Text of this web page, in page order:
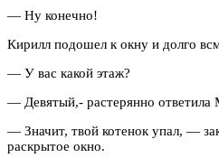
— Ну конечно!
Кирилл подошел к окну и долго
— У вас какой этаж?
— Девятый,- растерянно ответила
— Значит, твой котенок упал, —
раскрытое окно.